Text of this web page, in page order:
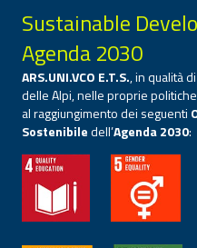
Sustainable
Agenda 2030
ARS.UNI.VCO E.T.S., in qualità
delle Alpi, nelle proprie
al raggiungimento dei seguenti
Sostenibiledell’Agenda 2030: